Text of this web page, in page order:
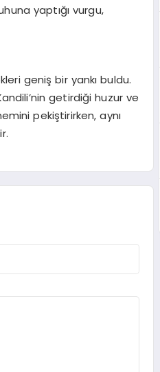
yaptığı vurgu,
geniş bir yankı buldu.
getirdiği huzur ve
pekiştirirken, aynı